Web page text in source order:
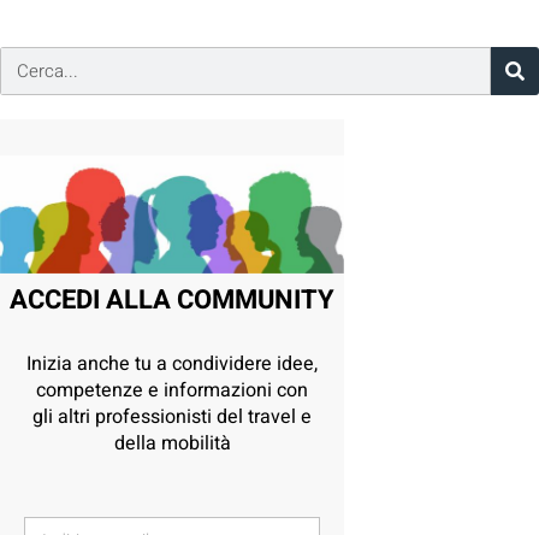
ACCEDI ALLA COMMUNITY
Inizia anche tu a condividere idee,
competenze e informazioni con
gli altri professionisti del travel e
della mobilità